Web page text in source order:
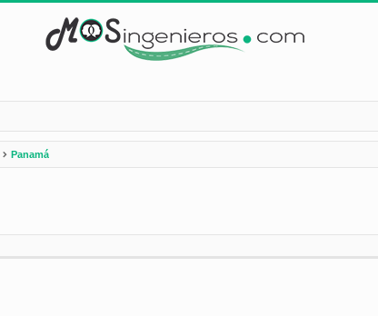
Panamá